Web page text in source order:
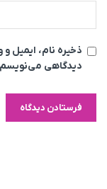
ذخیره نام، ایمیل
دیدگاهی